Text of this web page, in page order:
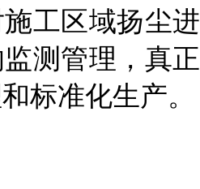
工区域扬尘进
测管理，真正
标准化生产。